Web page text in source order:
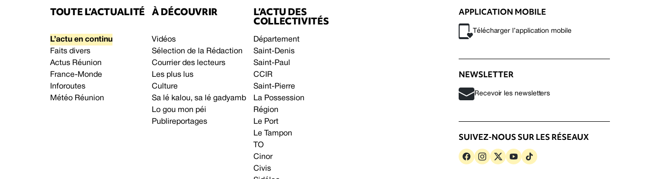
TOUTE L’ACTUALITÉ
L’actu en continu
Faits divers
Actus Réunion
France-Monde
Inforoutes
Météo Réunion
À DÉCOUVRIR
Vidéos
Sélection de la Rédaction
Courrier des lecteurs
Les plus lus
Culture
Sa lé kalou, sa lé gadyamb
Lo gou mon péi
Publireportages
L’ACTU DES
COLLECTIVITÉS
Département
Saint-Denis
Saint-Paul
CCIR
Saint-Pierre
La Possession
Région
Le Port
Le Tampon
TO
Cinor
Civis
APPLICATION MOBILE
Télécharger l’application mobile
NEWSLETTER
Recevoir les newsletters
SUIVEZ-NOUS SUR LES RÉSEAUX